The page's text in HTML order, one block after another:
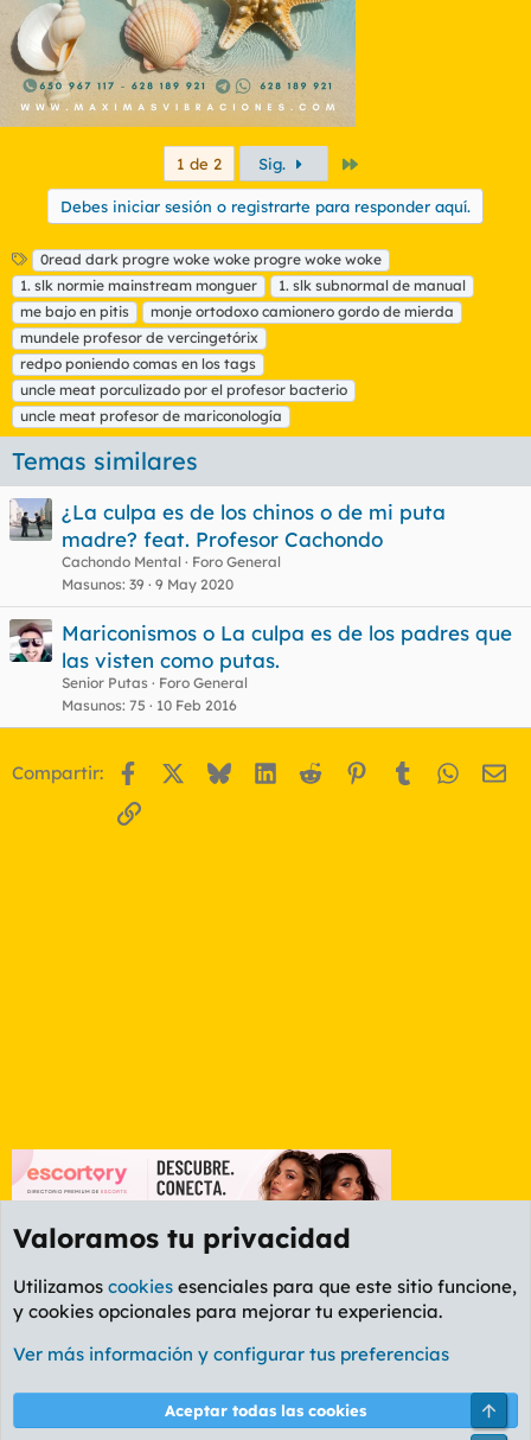
1 de 2 Sig.
Debes iniciar sesión o registrarte para responder aquí.
E
t
i
q
u
e
t
a
s
0read dark progre woke woke progre woke woke
1. slk normie mainstream monguer
1. slk subnormal de manual
me bajo en pitis
monje ortodoxo camionero gordo de mierda
mundele profesor de vercingetórix
redpo poniendo comas en los tags
uncle meat porculizado por el profesor bacterio
uncle meat profesor de mariconología
Temas similares
¿La culpa es de los chinos o de mi puta
madre? feat. Profesor Cachondo
Cachondo Mental
Foro General
Masunos 39 9 May 2020
Mariconismos o La culpa es de los padres que
las visten como putas.
Senior Putas
Foro General
Masunos 75 10 Feb 2016
Compartir: Facebook BlueskyLinkedIn
Reddit Pinterest
Tumblr
Enlace
Foro General
Cookies
PL OLDSTYLE AMARILLO
Términos y reglas Política de privacidad Ayuda
Valoramos tu privacidad
Utilizamos cookies esenciales para que este sitio funcione,
y cookies opcionales para mejorar tu experiencia.
Ver más información y configurar tus preferencias
Aceptar todas las cookies